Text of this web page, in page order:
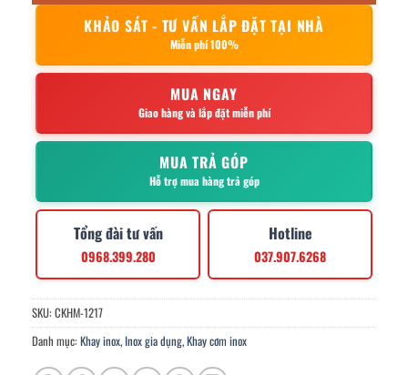
KHẢO SÁT - TƯ VẤN LẮP ĐẶT TẠI NHÀ
Miễn phí 100%
MUA NGAY
Giao hàng và lắp đặt miễn phí
MUA TRẢ GÓP
Hỗ trợ mua hàng trả góp
Tổng đài tư vấn
0968.399.280
Hotline
037.907.6268
SKU: CKHM-1217
Danh mục: Khay inox, Inox gia dụng,Khay cơm inox